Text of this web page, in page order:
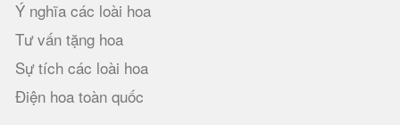
Ý nghĩa các loài hoa
Tư vấn tặng hoa
Sự tích các loài hoa
Điện hoa toàn quốc